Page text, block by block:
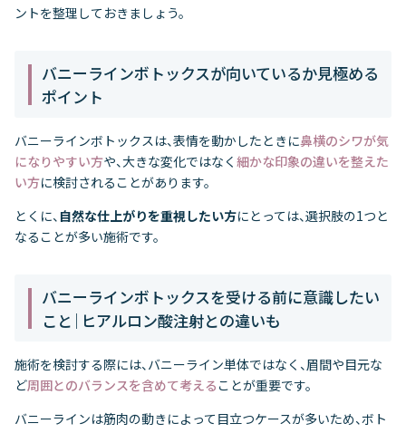
ントを整理しておきましょう。
バニーラインボトックスが向いているか見極める
ポイント
バニーラインボトックスは、表情を動かしたときに鼻横のシワが気
になりやすい方や、大きな変化ではなく 細かな印象の違いを整えた
い方に検討されることがあります。
とくに、 自然な仕上がりを重視したい方にとっては、選択肢の1つと
なることが多い施術です。
バニーラインボトックスを受ける前に意識したい
こと｜ヒアルロン酸注射との違いも
施術を検討する際には、バニーライン単体ではなく、眉間や目元な
ど周囲とのバランスを含めて考える ことが重要です。
バニーラインは筋肉の動きによって目立つケースが多いため、ボト